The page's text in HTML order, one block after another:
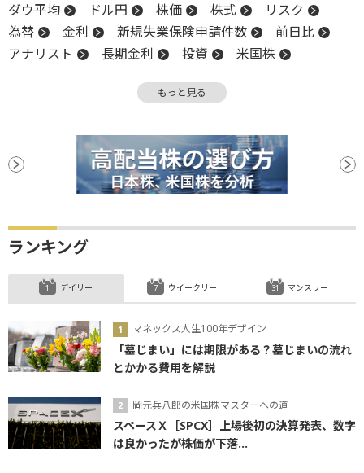
ダウ平均 ドル円 株価 株式
リスク
為替
金利 新規失業保険申請件数
前日比
アナリスト
長期金利 投資
米国株
NASDAQ 反落
もっと見る
ランキング
デイリー
マネックス人生100年デザイン
「墓じまい」には期限がある？墓じまいの流れ
とかかる費用を解説
岡元兵八郎の米国株マスターへの道
スペースＸ［SPCX］上場後初の決算発表、数字
は良かったが株価が下落...
ウイークリー マンスリー